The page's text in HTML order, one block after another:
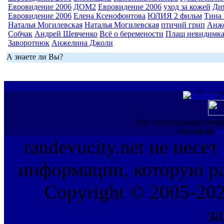
Евровидение 2006 ДОМ2 Евровидение 2006 уход за кожей
Евровидение 2006 Елена Ксенофонтова ЮЛИЯ 2 фильм Тина
Наталья Могилевская Наталья Могилевская птичий грип
Собчак Андрей Шевченко Всё о беремености Плащ невидимка
Заворотнюк Анжелина Джоли
А знаете ли Вы?
При использовании
ссылка на
randevucity.net не несет
информации, которую
Copyright © 2005-